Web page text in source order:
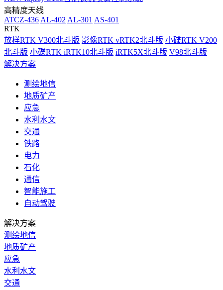
高精度天线
ATCZ-436 AL-402 AL-301 AS-401
RTK
放样RTK V300北斗版 影像RTK vRTK2北斗版 小碟RTK V200
北斗版 小碟RTK iRTK10北斗版 iRTK5X北斗版 V98北斗版
解决方案
测绘地信
地质矿产
应急
水利水文
交通
铁路
电力
石化
通信
智能施工
自动驾驶
解决方案
测绘地信
地质矿产
应急
水利水文
交通